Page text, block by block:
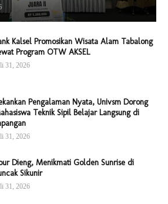
Kalsel Promosikan Wisata Alam Tabalong
Program OTW AKSEL
31, 2026
Pengalaman Nyata, Univsm Dorong
Teknik Sipil Belajar Langsung di
31, 2026
Dieng, Menikmati Golden Sunrise di
Sikunir
31, 2026